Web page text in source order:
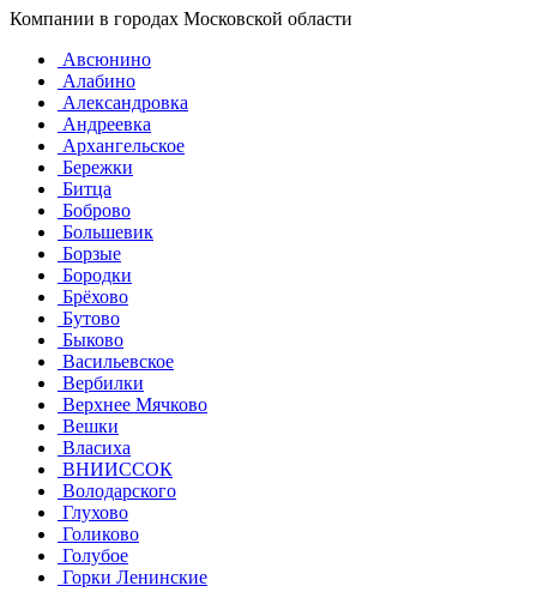
Компании в городах Московской области
Авсюнино
Алабино
Александровка
Андреевка
Архангельское
Бережки
Битца
Боброво
Большевик
Борзые
Бородки
Брёхово
Бутово
Быково
Васильевское
Вербилки
Верхнее Мячково
Вешки
Власиха
ВНИИССОК
Володарского
Глухово
Голиково
Голубое
Горки Ленинские